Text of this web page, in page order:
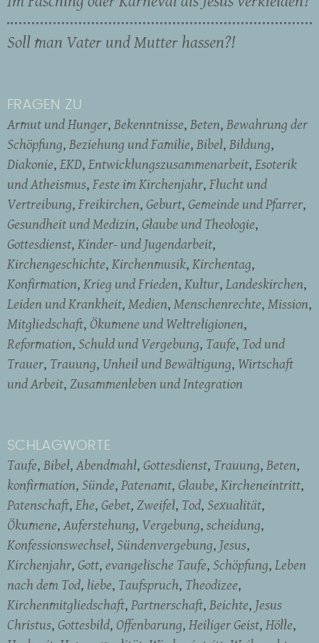
Soll man Vater und Mutter hassen?!
FRAGEN ZU
Armut und Hunger Bekenntnisse Beten Bewahrung der
Schöpfung Beziehung und Familie Bibel Bildung
Diakonie EKD Entwicklungszusammenarbeit Esoterik
und Atheismus Feste im Kirchenjahr Flucht und
Vertreibung Freikirchen Geburt Gemeinde und Pfarrer
Gesundheit und Medizin Glaube und Theologie
Gottesdienst Kinder- und Jugendarbeit
Kirchengeschichte Kirchenmusik Kirchentag
Konfirmation Krieg und Frieden Kultur Landeskirchen
Leiden und Krankheit Medien Menschenrechte Mission
Mitgliedschaft Ökumene und Weltreligionen
Reformation Schuld und Vergebung Taufe Tod und
Trauer Trauung Unheil und Bewältigung Wirtschaft
und Arbeit Zusammenleben und Integration
SCHLAGWORTE
Taufe Bibel Abendmahl Gottesdienst Trauung Beten
konfirmation Sünde Patenamt Glaube Kircheneintritt
Patenschaft Ehe Gebet Zweifel Tod Sexualität
Ökumene Auferstehung Vergebung scheidung
Konfessionswechsel Sündenvergebung Jesus
Kirchenjahr Gott evangelische Taufe Schöpfung Leben
nach dem Tod liebe Taufspruch Theodizee
Kirchenmitgliedschaft Partnerschaft Beichte Jesus
Christus Gottesbild Offenbarung Heiliger Geist Hölle